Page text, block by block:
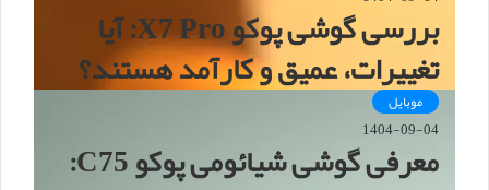
بررسی گوشی پوکو X7 Pro: آیا
تغییرات، عمیق و کارآمد هستند؟
موبایل
1404-09-04
معرفی گوشی شیائومی پوکو C75: